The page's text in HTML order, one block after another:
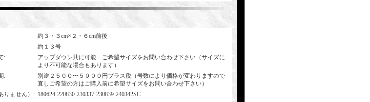
約３・３cm×２・６cm前後
約１３号
:
アップダウン共に可能 ご希望サイズをお問い合わせ下さい（サイズに
より不可能な場合もあります）
:
別途２５００〜５０００円プラス税（号数により価格が変わりますので
直しご希望の方はご購入前に希望サイズをお問い合わせ下さい）
ません） : 180624-220830-230337-230839-240342SC